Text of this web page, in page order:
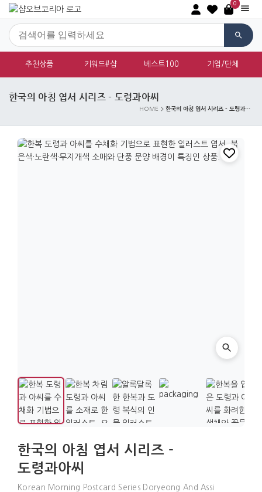
0
추천상품 키워드#샵 베스트100 기업/단체
한국의 아침 엽서 시리즈 - 도령과아씨
HOME 한국의 아침 엽서 시리즈 - 도령과아씨
한국의 아침 엽서 시리즈 -
도령과아씨
Korean Morning Postcard Series Doryeong And Assi